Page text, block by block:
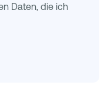
Daten, die ich